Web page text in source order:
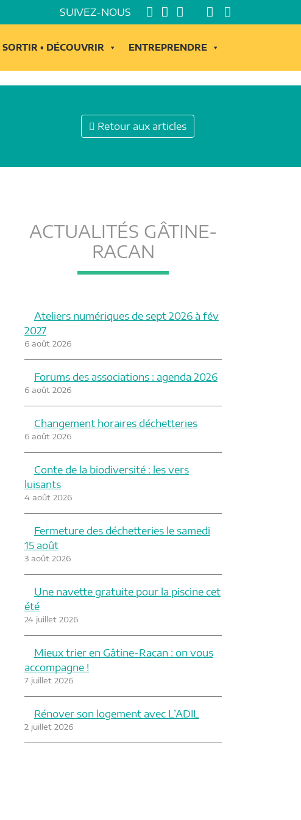
SUIVEZ-NOUS
SORTIR • DÉCOUVRIR ENTREPRENDRE
Retour aux articles
ACTUALITÉS GÂTINE-
RACAN
Ateliers numériques de sept 2026 à fév
2027
6 août 2026
Forums des associations : agenda 2026
6 août 2026
Changement horaires déchetteries
6 août 2026
Conte de la biodiversité : les vers
luisants
4 août 2026
Fermeture des déchetteries le samedi
15 août
3 août 2026
Une navette gratuite pour la piscine cet
été
24 juillet 2026
Mieux trier en Gâtine-Racan : on vous
accompagne !
7 juillet 2026
Rénover son logement avec L’ADIL
2 juillet 2026